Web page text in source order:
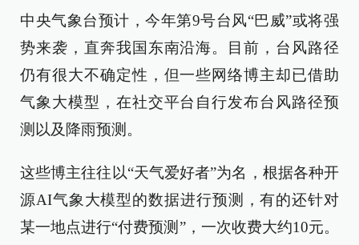
中央气象台预计，今年第9号台风“巴威”或将强
势来袭，直奔我国东南沿海。目前，台风路径
仍有很大不确定性，但一些网络博主却已借助
气象大模型，在社交平台自行发布台风路径预
测以及降雨预测。
这些博主往往以“天气爱好者”为名，根据各种开
源AI气象大模型的数据进行预测，有的还针对
某一地点进行“付费预测”，一次收费大约10元。